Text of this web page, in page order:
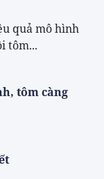
quả mô hình
tôm...
tôm càng